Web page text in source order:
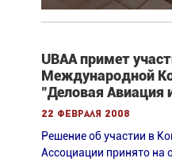
UBAA примет
Международной
"Деловая Авиация
22 февраля 2008
Решение об участии в
Ассоциации принято на